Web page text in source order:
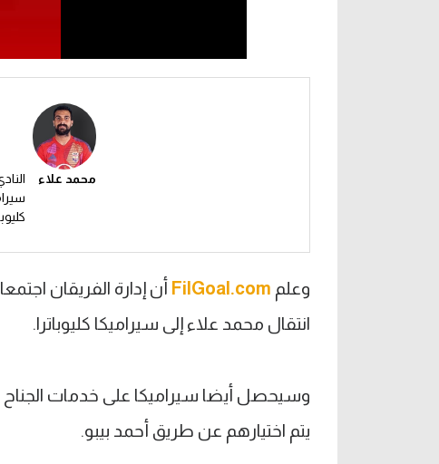
محمد علاء
وعلم FilGoal.com أن إدارة الفريقان
انتقال محمد علاء إلى سيراميكا كليوباترا.
وسيحصل أيضا سيراميكا على خدمات
يتم اختيارهم عن طريق أحمد بيبو.